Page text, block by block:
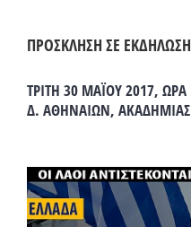
ΠΡΟΣΚΛΗΣΗ ΣΕ ΕΚΔΗΛΩΣΗ
ΤΡΙΤΗ 30 ΜΑΪΟΥ 2017,
Δ. ΑΘΗΝΑΙΩΝ, ΑΚΑΔΗΜΙΑΣ